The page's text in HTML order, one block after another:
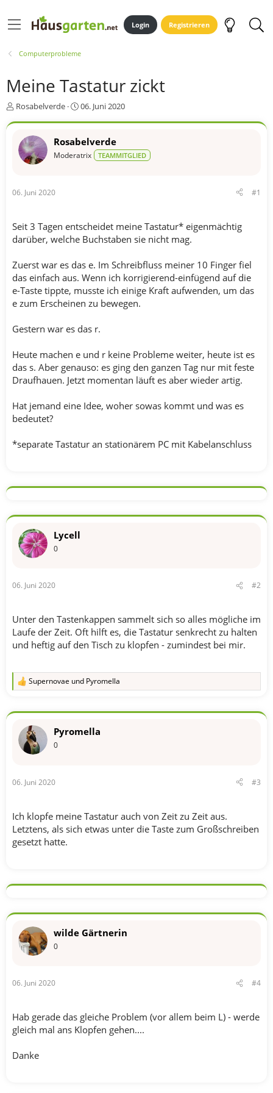
Login Registrieren
Computerprobleme
Meine Tastatur zickt
E
e
r
Rosabelverde
E
t
l
06. Juni 2020
Rosabelverde
Moderatrix TEAMMITGLIED
06. Juni 2020 #1
Seit 3 Tagen entscheidet meine Tastatur* eigenmächtig
darüber, welche Buchstaben sie nicht mag.
Zuerst war es das e. Im Schreibfluss meiner 10 Finger fiel
das einfach aus. Wenn ich korrigierend-einfügend auf die
e-Taste tippte, musste ich einige Kraft aufwenden, um das
e zum Erscheinen zu bewegen.
Gestern war es das r.
Heute machen e und r keine Probleme weiter, heute ist es
das s. Aber genauso: es ging den ganzen Tag nur mit feste
Draufhauen. Jetzt momentan läuft es aber wieder artig.
Hat jemand eine Idee, woher sowas kommt und was es
bedeutet?
*separate Tastatur an stationärem PC mit Kabelanschluss
Lycell
0
06. Juni 2020 #2
Unter den Tastenkappen sammelt sich so alles mögliche im
Laufe der Zeit. Oft hilft es, die Tastatur senkrecht zu halten
und heftig auf den Tisch zu klopfen - zumindest bei mir.
R
k
o
:
Supernovae und Pyromella
Pyromella
0
06. Juni 2020 #3
Ich klopfe meine Tastatur auch von Zeit zu Zeit aus.
Letztens, als sich etwas unter die Taste zum Großschreiben
gesetzt hatte.
wilde Gärtnerin
0
06. Juni 2020 #4
Hab gerade das gleiche Problem (vor allem beim L) - werde
gleich mal ans Klopfen gehen....
Danke